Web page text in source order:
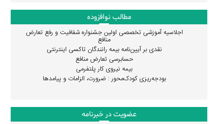
مطالب نوافزوده
اجلاسیه آموزشی تخصصی اولین جشنواره شفافیت و رفع تعارض
منافع
نقدی بر آیین‌نامه بیمه رانندگان تاکسی اینترنتی
حسابرسی تعارض منافع
بیمه نیروی کار پلتفرمی
بودجه‌ریزی کودک‌محور : ضرورت، الزامات و پیامدها
عضویت در خبرنامه